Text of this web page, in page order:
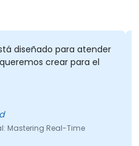
diseñado para atender
crear para el
Mastering Real-Time